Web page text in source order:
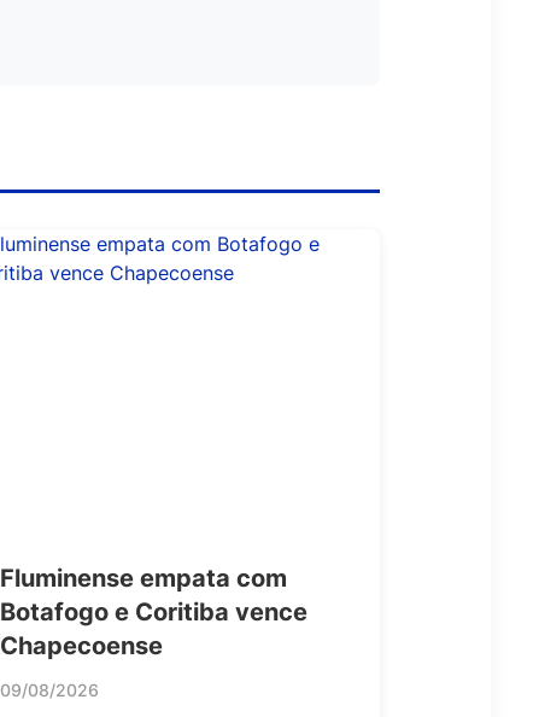
Fluminense empata com
Botafogo e Coritiba vence
Chapecoense
09/08/2026